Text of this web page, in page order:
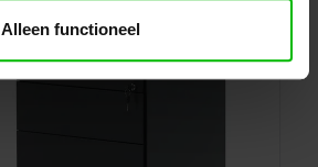
Alleen functioneel